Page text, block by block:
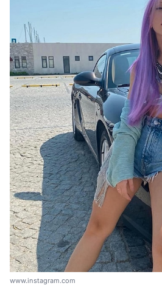
www.instagram.com